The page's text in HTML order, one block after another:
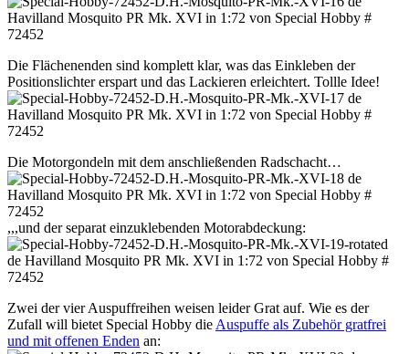
Die Flächenenden sind komplett klar, was das Einkleben der
Positionslichter erspart und das Lackieren erleichtert. Tollle Idee!
Die Motorgondeln mit dem anschließenden Radschacht…
,,,und der separat einzuklebenden Motorabdeckung:
Zwei der vier Auspuffreihen weisen leider Grat auf. Wie es der
Zufall will bietet Special Hobby dieAuspuffe als Zubehör gratfrei
und mit offenen Enden an: